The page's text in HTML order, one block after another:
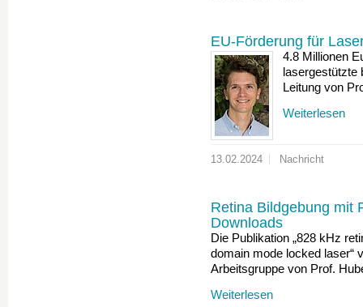
EU-Förderung für
4.8 Millionen
lasergestützte
Leitung von
Weiterlesen
13.02.2024 Nachricht
Retina Bildgebung mit
Downloads
Die Publikation „828 kHz
domain mode locked laser“
Arbeitsgruppe von Prof.
Weiterlesen